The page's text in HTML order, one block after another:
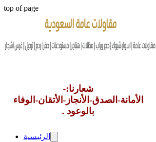
top of page
شعارنا:-
الأمانة-الصدق-الأنجاز-الأتقان-الوفاء
بالوعود .
الرئيسية